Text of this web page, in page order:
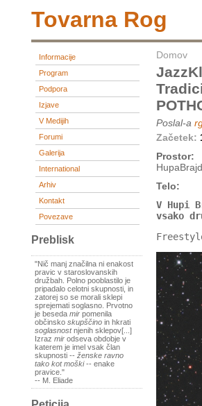
Tovarna Rog
Informacije
Program
Podpora
Izjave
V Medijih
Forumi
Galerija
International
Arhiv
Kontakt
Povezave
Preblisk
"Nič manj značilna ni enakost
pravic v staroslovanskih
družbah. Polno pooblastilo je
pripadalo celotni skupnosti, in
zatorej so se morali sklepi
sprejemati soglasno. Prvotno
je beseda mir pomenila
občinsko skupščino in hkrati
soglasnostnjenih sklepov[...]
Izraz mir odseva obdobje v
katerem je imel vsak član
skupnosti -- ženske ravno
tako kot moški-- enake
pravice."
-- M. Eliade
Domov
Poslal-a
Začetek:
Prostor:
Telo:
V Hupi
vsako